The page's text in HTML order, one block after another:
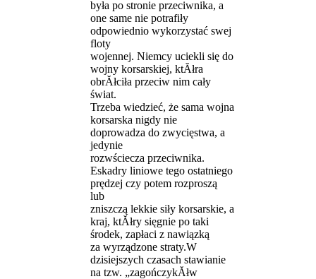
była po stronie przeciwnika, a
one same nie potrafiły
odpowiednio wykorzystać swej
floty
wojennej. Niemcy uciekli się do
wojny korsarskiej, ktĂłra
obrĂłciła przeciw nim cały
świat.
Trzeba wiedzieć, że sama wojna
korsarska nigdy nie
doprowadza do zwycięstwa, a
jedynie
rozwściecza przeciwnika.
Eskadry liniowe tego ostatniego
prędzej czy potem rozproszą
lub
zniszczą lekkie siły korsarskie, a
kraj, ktĂłry sięgnie po taki
środek, zapłaci z nawiązką
za wyrządzone straty.W
dzisiejszych czasach stawianie
na tzw. „zagończykĂłw